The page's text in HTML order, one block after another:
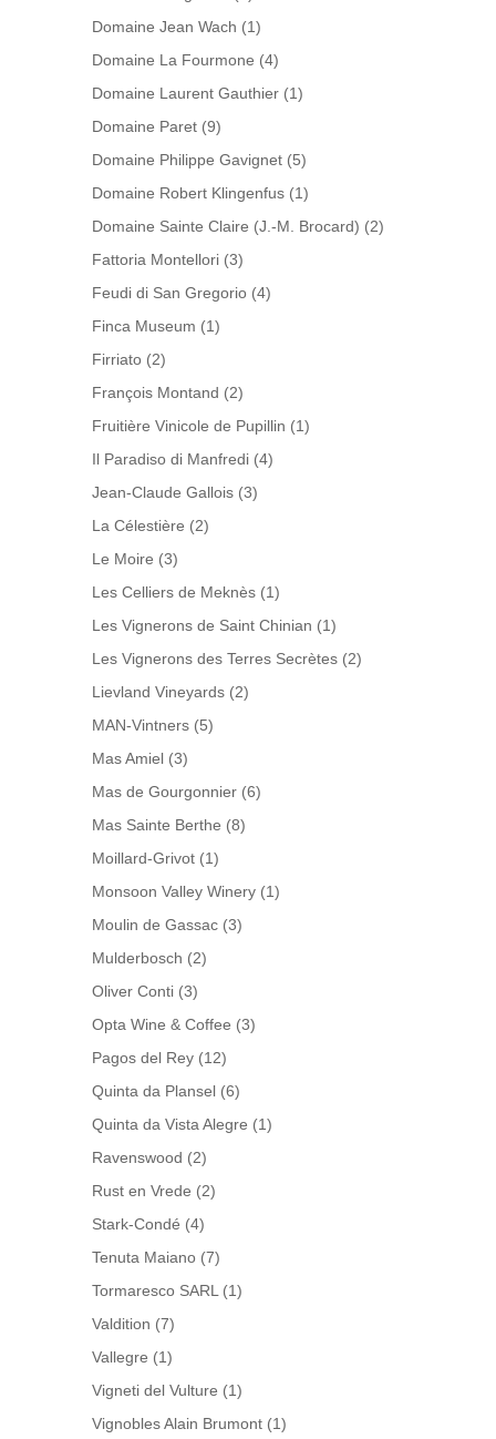
Domaine Jean Wach (1)
Domaine La Fourmone (4)
Domaine Laurent Gauthier (1)
Domaine Paret (9)
Domaine Philippe Gavignet (5)
Domaine Robert Klingenfus (1)
Domaine Sainte Claire (J.-M. Brocard) (2)
Fattoria Montellori (3)
Feudi di San Gregorio (4)
Finca Museum (1)
Firriato (2)
François Montand (2)
Fruitière Vinicole de Pupillin (1)
Il Paradiso di Manfredi (4)
Jean-Claude Gallois (3)
La Célestière (2)
Le Moire (3)
Les Celliers de Meknès (1)
Les Vignerons de Saint Chinian (1)
Les Vignerons des Terres Secrètes (2)
Lievland Vineyards (2)
MAN-Vintners (5)
Mas Amiel (3)
Mas de Gourgonnier (6)
Mas Sainte Berthe (8)
Moillard-Grivot (1)
Monsoon Valley Winery (1)
Moulin de Gassac (3)
Mulderbosch (2)
Oliver Conti (3)
Opta Wine & Coffee (3)
Pagos del Rey (12)
Quinta da Plansel (6)
Quinta da Vista Alegre (1)
Ravenswood (2)
Rust en Vrede (2)
Stark-Condé (4)
Tenuta Maiano (7)
Tormaresco SARL (1)
Valdition (7)
Vallegre (1)
Vigneti del Vulture (1)
Vignobles Alain Brumont (1)